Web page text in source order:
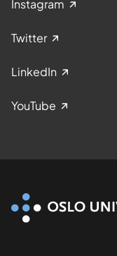
Instagram
Twitter
LinkedIn
YouTube